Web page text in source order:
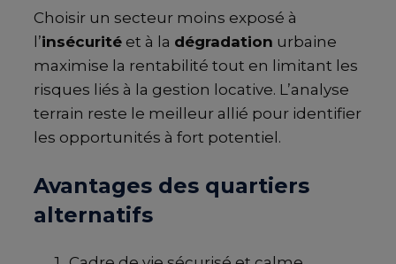
Choisir un secteur moins exposé à
l’insécurité et à la dégradation urbaine
maximise la rentabilité tout en limitant les
risques liés à la gestion locative. L’analyse
terrain reste le meilleur allié pour identifier
les opportunités à fort potentiel.
Avantages des quartiers
alternatifs